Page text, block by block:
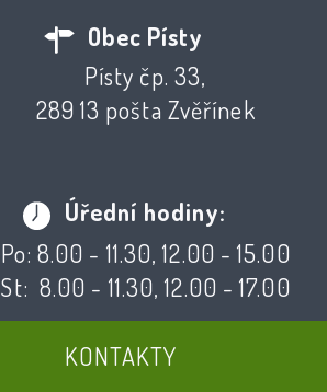
Obec Písty
Písty čp. 33,
289 13 pošta Zvěřínek
Úřední hodiny:
Po: 8.00 - 11.30, 12.00 - 15.00
St: 8.00 - 11.30, 12.00 - 17.00
KONTAKTY